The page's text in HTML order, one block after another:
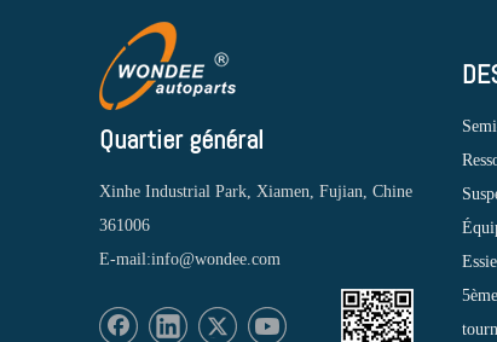
Quartier général
Xinhe Industrial Park, Xiamen, Fujian, Chine
361006
E-mail:info@wondee.com